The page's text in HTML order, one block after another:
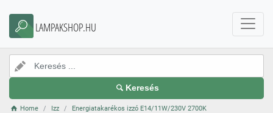
LAMPAKSHOP.HU
Keresés
Home Izz Energiatakarékos izzó E14/11W/230V 2700K